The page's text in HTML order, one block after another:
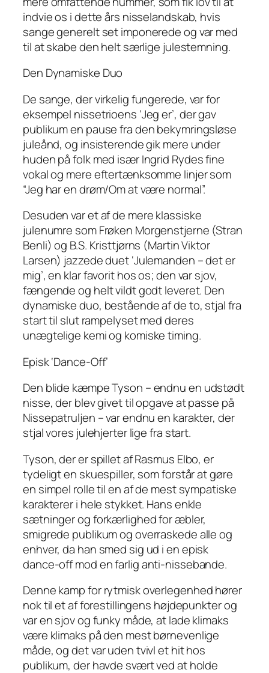
indvie os i dette års nisselandskab, hvis
sange generelt set imponerede og var med
til at skabe den helt særlige julestemning.
Den Dynamiske Duo
De sange, der virkelig fungerede, var for
eksempel nissetrioens ‘Jeg er’, der gav
publikum en pause fra den bekymringsløse
juleånd, og insisterende gik mere under
huden på folk med især Ingrid Rydes fine
vokal og mere eftertænksomme linjer som
“Jeg har en drøm/Om at være normal”.
Desuden var et af de mere klassiske
julenumre som Frøken Morgenstjerne (Stran
Benli) og B.S. Kristtjørns (Martin Viktor
Larsen) jazzede duet ‘Julemanden – det er
mig’, en klar favorit hos os; den var sjov,
fængende og helt vildt godt leveret. Den
dynamiske duo, bestående af de to, stjal fra
start til slut rampelyset med deres
unægtelige kemi og komiske timing.
Episk ‘Dance-Off’
Den blide kæmpe Tyson – endnu en udstødt
nisse, der blev givet til opgave at passe på
Nissepatruljen – var endnu en karakter, der
stjal vores julehjerter lige fra start.
Tyson, der er spillet af Rasmus Elbo, er
tydeligt en skuespiller, som forstår at gøre
en simpel rolle til en af de mest sympatiske
karakterer i hele stykket. Hans enkle
sætninger og forkærlighed for æbler,
smigrede publikum og overraskede alle og
enhver, da han smed sig ud i en episk
dance-offmod en farlig anti-nissebande.
Denne kamp for rytmisk overlegenhed hører
nok til et af forestillingens højdepunkter og
var en sjov og funky måde, at lade klimaks
være klimaks på den mest børnevenlige
måde, og det var uden tvivl et hit hos
publikum, der havde svært ved at holde